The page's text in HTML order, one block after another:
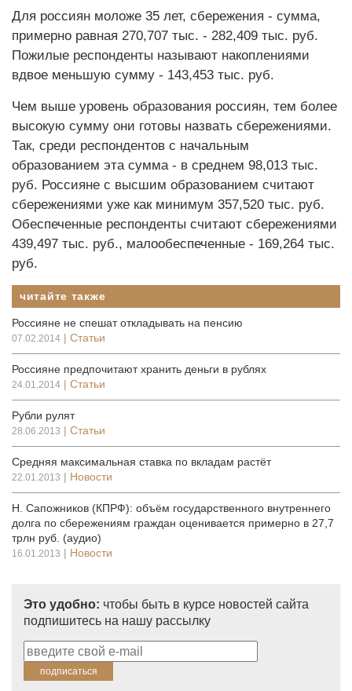
Для россиян моложе 35 лет, сбережения - сумма,
примерно равная 270,707 тыс. - 282,409 тыс. руб.
Пожилые респонденты называют накоплениями
вдвое меньшую сумму - 143,453 тыс. руб.
Чем выше уровень образования россиян, тем более
высокую сумму они готовы назвать сбережениями.
Так, среди респондентов с начальным
образованием эта сумма - в среднем 98,013 тыс.
руб. Россияне с высшим образованием считают
сбережениями уже как минимум 357,520 тыс. руб.
Обеспеченные респонденты считают сбережениями
439,497 тыс. руб., малообеспеченные - 169,264 тыс.
руб.
читайте также
Россияне не спешат откладывать на пенсию
07.02.2014 | Статьи
Россияне предпочитают хранить деньги в рублях
24.01.2014 | Статьи
Рубли рулят
28.06.2013 | Статьи
Средняя максимальная ставка по вкладам растёт
22.01.2013 | Новости
Н. Сапожников (КПРФ): объём государственного внутреннего
долга по сбережениям граждан оценивается примерно в 27,7
трлн руб. (аудио)
16.01.2013 | Новости
Это удобно: чтобы быть в курсе новостей сайта
подпишитесь на нашу рассылку